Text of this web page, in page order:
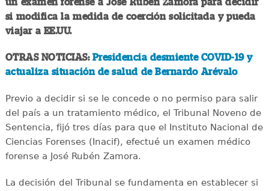
un examen forense a José Ruben Zamora para decidir
si modifica la medida de coerción solicitada y pueda
viajar a EE.UU.
OTRAS NOTICIAS: Presidencia desmiente COVID-19 y
actualiza situación de salud de Bernardo Arévalo
Previo a decidir si se le concede o no permiso para salir
del país a un tratamiento médico, el Tribunal Noveno de
Sentencia, fijó tres días para que el Instituto Nacional de
Ciencias Forenses (Inacif), efectué un examen médico
forense a José Rubén Zamora.
La decisión del Tribunal se fundamenta en establecer si